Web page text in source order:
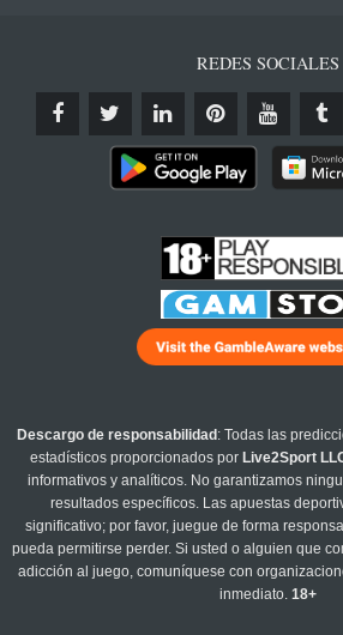
REDES SOCIALES
Descargo de responsabilidad : Todas las
estadísticos proporcionados por Live2Sport
informativos y analíticos. No garantizamos
resultados específicos. Las apuestas
significativo; por favor, juegue de forma
pueda permitirse perder. Si usted o alguien que
adicción al juego, comuníquese con
inmediato.18+